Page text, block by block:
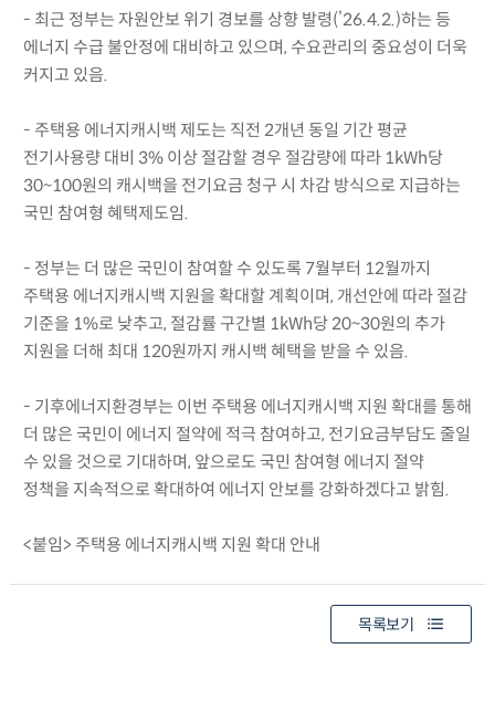
- 최근 정부는 자원안보 위기 경보를 상향 발령(’26.4.2.)하는 등
에너지 수급 불안정에 대비하고 있으며, 수요관리의 중요성이 더욱
커지고 있음.
- 주택용 에너지캐시백 제도는 직전 2개년 동일 기간 평균
전기사용량 대비 3% 이상 절감할 경우 절감량에 따라 1kWh당
30~100원의 캐시백을 전기요금 청구 시 차감 방식으로 지급하는
국민 참여형 혜택제도임.
- 정부는 더 많은 국민이 참여할 수 있도록 7월부터 12월까지
주택용 에너지캐시백 지원을 확대할 계획이며, 개선안에 따라 절감
기준을 1%로 낮추고, 절감률 구간별 1kWh당 20~30원의 추가
지원을 더해 최대 120원까지 캐시백 혜택을 받을 수 있음.
- 기후에너지환경부는 이번 주택용 에너지캐시백 지원 확대를 통해
더 많은 국민이 에너지 절약에 적극 참여하고, 전기요금부담도 줄일
수 있을 것으로 기대하며, 앞으로도 국민 참여형 에너지 절약
정책을 지속적으로 확대하여 에너지 안보를 강화하겠다고 밝힘.
<붙임> 주택용 에너지캐시백 지원 확대 안내
목록보기